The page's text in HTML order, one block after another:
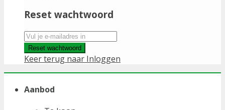
Reset wachtwoord
Reset wachtwoord
Keer terug naar Inloggen
Aanbod